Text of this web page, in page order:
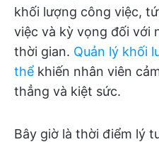
khối lượng công việc,
việc và kỳ vọng đối với
thời gian. Quản lý khối
thể khiến nhân viên
thẳng và kiệt sức.
Bây giờ là thời điểm lý